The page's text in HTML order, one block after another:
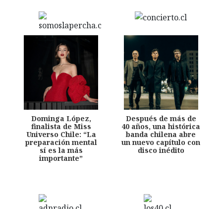
Dominga López,
finalista de Miss
Universo Chile: “La
preparación mental
sí es la más
importante”
Después de más de
40 años, una histórica
banda chilena abre
un nuevo capítulo con
disco inédito